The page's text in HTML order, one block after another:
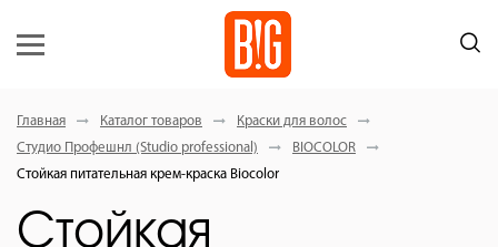
Главная Каталог товаров
Краски для волос
Студио Профешнл (Studio professional)
BIOCOLOR
Стойкая питательная крем-краска Вiocolor
Стойкая